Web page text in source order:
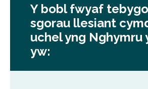
Y bobl fwyaf
sgorau llesiant
uchel yng Nghymru
yw: